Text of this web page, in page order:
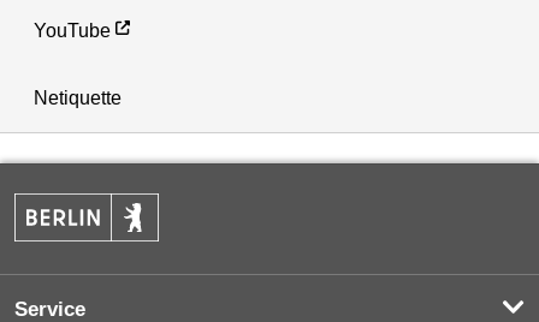
YouTube
Netiquette
Service